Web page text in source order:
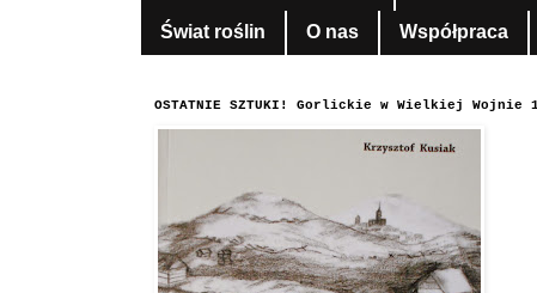
Świat roślin O nas Współpraca
OSTATNIE SZTUKI! Gorlickie w Wielkiej